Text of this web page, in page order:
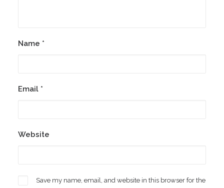
Name *
Email *
Website
Save my name, email, and website in this browser for the